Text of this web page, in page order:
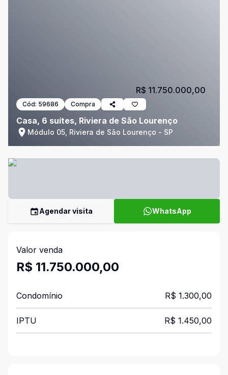
Cód: 59686 Compra
Casa, 6 suítes, Riviera de São Lourenço
Módulo 05, Riviera de São Lourenço - SP
R$ 11.750.000,00
Agendar visita WhatsApp
Valor venda
R$ 11.750.000,00
Condomínio R$ 1.300,00
IPTU R$ 1.450,00